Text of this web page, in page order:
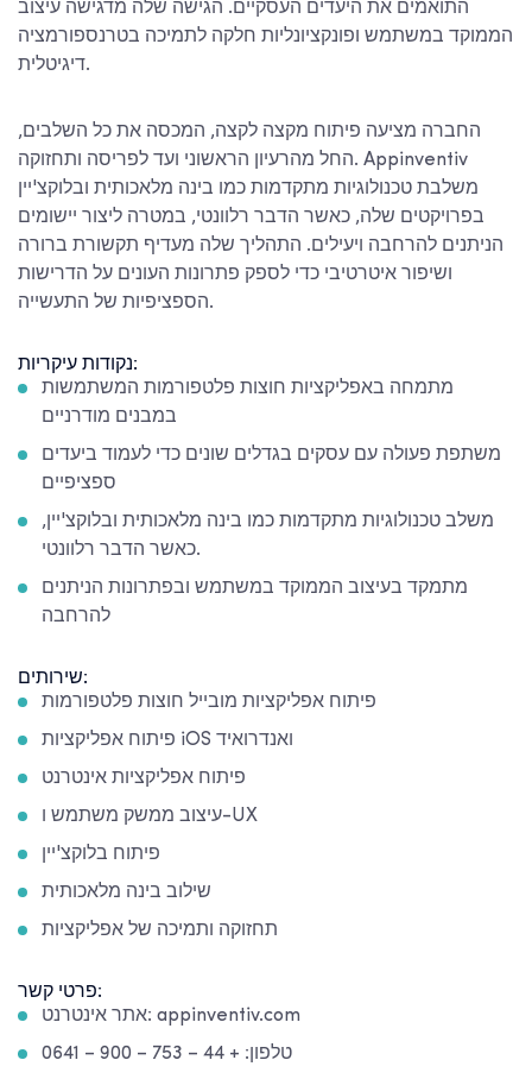
התואמים את היעדים העסקיים. הגישה שלה מדגישה עיצוב
הממוקד במשתמש ופונקציונליות חלקה לתמיכה בטרנספורמציה
דיגיטלית.
החברה מציעה פיתוח מקצה לקצה, המכסה את כל השלבים,
החל מהרעיון הראשוני ועד לפריסה ותחזוקה. Appinventiv
משלבת טכנולוגיות מתקדמות כמו בינה מלאכותית ובלוקצ'יין
בפרויקטים שלה, כאשר הדבר רלוונטי, במטרה ליצור יישומים
הניתנים להרחבה ויעילים. התהליך שלה מעדיף תקשורת ברורה
ושיפור איטרטיבי כדי לספק פתרונות העונים על הדרישות
הספציפיות של התעשייה.
נקודות עיקריות:
מתמחה באפליקציות חוצות פלטפורמות המשתמשות
במבנים מודרניים
משתפת פעולה עם עסקים בגדלים שונים כדי לעמוד ביעדים
ספציפיים
משלב טכנולוגיות מתקדמות כמו בינה מלאכותית ובלוקצ'יין,
כאשר הדבר רלוונטי.
מתמקד בעיצוב הממוקד במשתמש ובפתרונות הניתנים
להרחבה
שירותים:
פיתוח אפליקציות מובייל חוצות פלטפורמות
פיתוח אפליקציות iOS ואנדרואיד
פיתוח אפליקציות אינטרנט
עיצוב ממשק משתמש ו-UX
פיתוח בלוקצ'יין
שילוב בינה מלאכותית
תחזוקה ותמיכה של אפליקציות
פרטי קשר:
אתר אינטרנט: appinventiv.com
טלפון: + 44 – 753 – 900 – 0641